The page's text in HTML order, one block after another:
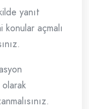
yanıt
konular açmalı